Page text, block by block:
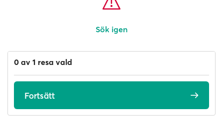
Sök igen
0 av 1 resa vald
Fortsätt